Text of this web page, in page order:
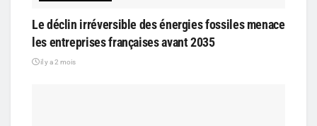
Le déclin irréversible des énergies fossiles menace
les entreprises françaises avant 2035
il y a 2 mois